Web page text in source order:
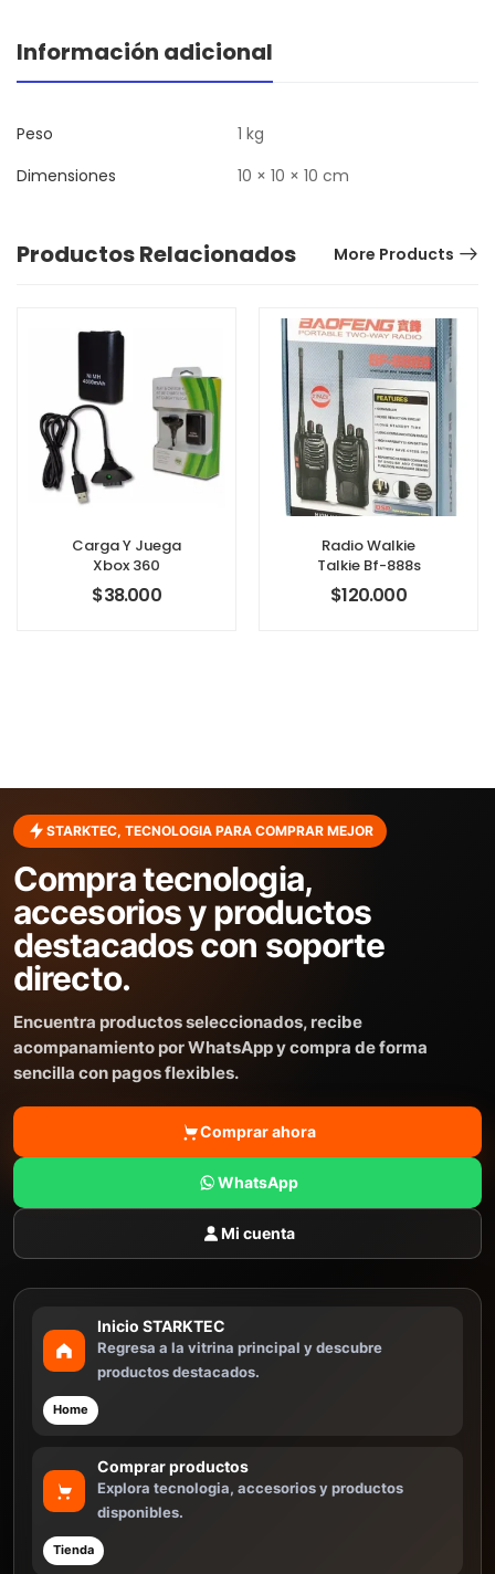
Información adicional
Peso
1 kg
Dimensiones
10 × 10 × 10 cm
Productos Relacionados More Products
Carga Y Juega
Xbox 360
$38.000
Radio Walkie
Talkie Bf-888s
$120.000
STARKTEC, TECNOLOGIA PARA COMPRAR MEJOR
Compra tecnologia,
accesorios y productos
destacados con soporte
directo.
Encuentra productos seleccionados, recibe
acompanamiento por WhatsApp y compra de forma
sencilla con pagos flexibles.
Comprar ahora
WhatsApp
Mi cuenta
Inicio STARKTEC
Regresa a la vitrina principal y descubre
productos destacados.
Home
Comprar productos
Explora tecnologia, accesorios y productos
disponibles.
Tienda